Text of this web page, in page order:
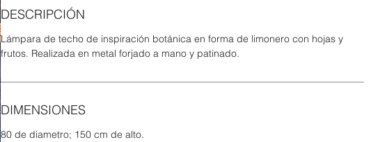
DESCRIPCIÓN
Lámpara de techo de inspiración botánica en forma de limonero con hojas y
frutos. Realizada en metal forjado a mano y patinado.
DIMENSIONES
80 de diametro; 150 cm de alto.